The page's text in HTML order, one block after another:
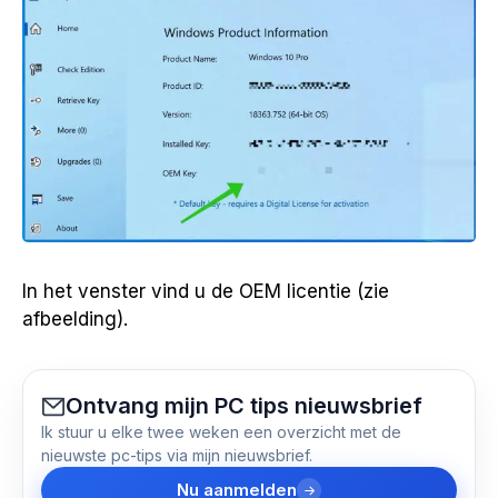
In het venster vind u de OEM licentie (zie
afbeelding).
Ontvang mijn PC tips nieuwsbrief
Ik stuur u elke twee weken een overzicht met de
nieuwste pc-tips via mijn nieuwsbrief.
Nu aanmelden